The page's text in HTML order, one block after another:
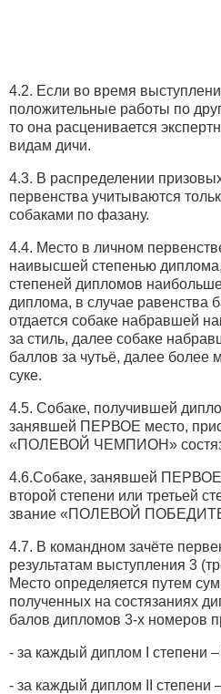
4.2. Если во время
положительные работы по
то она расценивается
видам дичи.
4.3. В распределении
первенства учитываются
собаками по фазану.
4.4. Место в личном
наивысшей степенью
степеней дипломов
диплома, в случае равенства
отдается собаке набравшей
за стиль, далее собаке
баллов за чутьё, далее более
суке.
4.5. Собаке, получившей
занявшей ПЕРВОЕ место,
«ПОЛЕВОЙ ЧЕМПИОН»
4.6.Собаке, занявшей
второй степени или третьей
звание «ПОЛЕВОЙ
4.7. В командном зачёте
результатам выступления 3
Место определяется путем
полученных на состязаниях
балов дипломов 3-х номеров
- за каждый диплом І степени
- за каждый диплом ІІ степени